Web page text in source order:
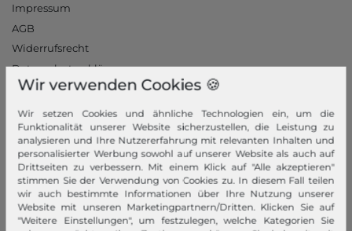
Impressum
AGB
Widerrufsrecht
Datenschutzerklärung
Datenschutzeinstellungen
Barrierefreiheitserklärung
Jobs
Unsere Stores
Mein Konto
Login
Wir verwenden Cookies 🍪
Wir setzen Cookies und ähnliche Technologien ein, um die
Funktionalität unserer Website sicherzustellen, die Leistung zu
analysieren und Ihre Nutzererfahrung mit relevanten Inhalten und
personalisierter Werbung sowohl auf unserer Website als auch auf
Drittseiten zu verbessern. Mit einem Klick auf "Alle akzeptieren"
stimmen Sie der Verwendung von Cookies zu. In diesem Fall teilen
wir auch bestimmte Informationen über Ihre Nutzung unserer
Website mit unseren Marketingpartnern/Dritten. Klicken Sie auf
"Weitere Einstellungen", um festzulegen, welche Kategorien Sie